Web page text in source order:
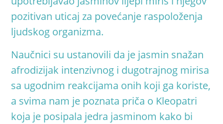
pozitivan uticaj za povećanje raspoloženja
ljudskog organizma.
Naučnici su ustanovili da je jasmin snažan
afrodizijak intenzivnog i dugotrajnog mirisa
sa ugodnim reakcijama onih koji ga koriste,
a svima nam je poznata priča o Kleopatri
koja je posipala jedra jasminom kako bi